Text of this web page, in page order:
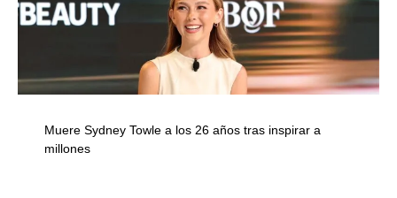
Muere Sydney Towle a los 26 años tras inspirar a
millones